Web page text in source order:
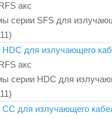
акс
серии SFS для
)
HDC для излучающего
акс
серии HDC для
)
СС для излучающего